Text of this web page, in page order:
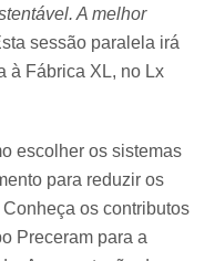
A melhor
sessão paralela irá
à Fábrica XL, no Lx
escolher os sistemas
para reduzir os
os contributos
Preceram para a